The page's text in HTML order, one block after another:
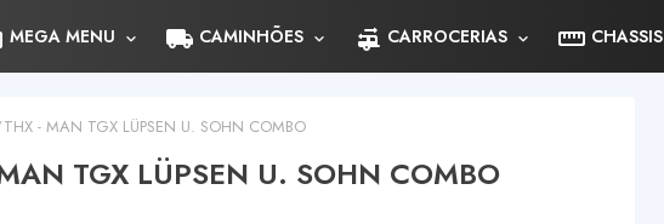
MEGA MENU local_shipping CAMINHÕES rv_hookup CARROCERIAS straighten CHASSIS
- MAN TGX LÜPSEN U. SOHN COMBO
TGX LÜPSEN U. SOHN COMBO